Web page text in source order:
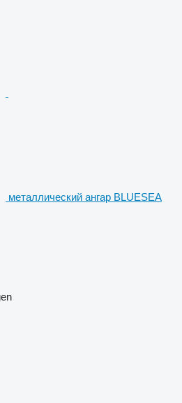
металлический ангар BLUESEA